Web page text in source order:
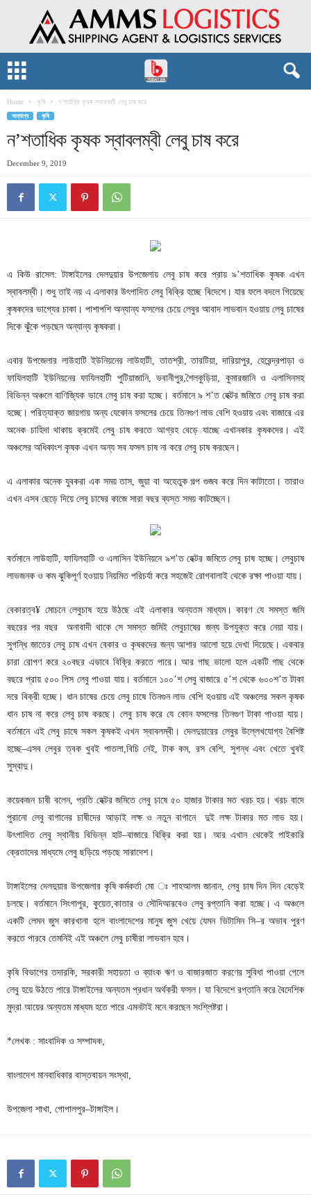
Home কৃষি ন’শতাধিক কৃষক স্বাবলম্বী লেবু চাষ করে
অন্যান্য কৃষি
ন’শতাধিক কৃষক স্বাবলম্বী লেবু চাষ করে
December 9, 2019
এ কিউ রাসেল:টাঙ্গাইলের দেলদুয়ার উপজেলায় লেবু চাষ করে প্রায় ৯’শতাধিক কৃষক এখন
স্বাবলম্বী। শুধু তাই নয় এ এলাকার উৎপাদিত লেবু বিক্রি হচ্ছে বিদেশে। যার ফলে বদলে গিয়েছে
কৃষকদের ভাগ্যের চাকা। পাশাপশি অন্যান্য ফসলের চেয়ে লেবুর আবাদ লাভবান হওয়ায় লেবু চাষের
দিকে ঝুঁকে পড়ছেন অন্যান্য কৃষকরা।
এবার উপজেলার লাউহাটি ইউনিয়নের লাউহাটী,তাতশ্রী,তারটিয়া,দারিয়াপুর, হেরেন্দ্রপাড়া ও
ফাযিলহাটি ইউনিয়নের ফাযিলহাটী পুটিয়াজানি,ভবানীপুর,শৈলকুড়িয়া, কুমারজানি ও এলাসিনসহ
বিভিন্ন অঞ্চলে বাণিজ্যিক ভাবে লেবু চাষ করা হচ্ছে। বর্তমানে ৯ শ’ত হেক্টর জমিতে লেবু চাষ করা
হচ্ছে। পরিত্যাক্ত জায়গায় অন্য যেকোন ফসলের চেয়ে তিনগুণ লাভ বেশি হওয়ায় এবং বাজারে এর
অনেক চাহিদা থাকায় ক্রমেই লেবু চাষ করতে আগ্রহ বেড়ে যাচ্ছে এখানকার কৃষকদের। এই
অঞ্চলের অধিকাংশ কৃষক এখন অন্য সব ফসল চাষ না করে লেবু চাষ করছেন।
এ এলাকার অনেক যুবকরা এক সময় তাস,জুয়া বা অহেতুক গল্প গুজব করে দিন কাটাতো। তারাও
এখন এসব ছেড়ে দিয়ে লেবু চাষের কাজে সারা বছর ব্যস্ত সময় কাটচ্ছেন।
বর্তমানে লাউহাটি,ফাযিলহাটি ও এলাসিন ইউনিয়নে ৯শ’ত হেক্টর জমিতে লেবু চাষ হচ্ছে। লেবুচাষ
লাভজনক ও কম ঝুকিপূর্ণ হওয়ায় নিয়মিত পরিচর্যা করে সহজেই রোগবালাই থেকে রক্ষা পাওয়া যায়।
বেকারত্ব¥ মোচনে লেবুচাষ হয়ে উঠছে এই এলাকার অন্যতম মাধ্যম। কারণ যে সমস্ত জমি
বছরের পর বছর অনাবাদী থাকে সে সমস্ত জমিই লেবুচাষের জন্য উপযুক্ত করে নেয়া যায়।
সুগন্ধি জাতের লেবু চাষ এখন বেকার ও কৃষকদের জন্য আশার আলো হয়ে দেখা দিয়েছে। একবার
চারা রোপণ করে ২০বছর এভাবে বিক্রি করতে পারে। আর গাছ ভালো হলে একটি গাছ থেকে
বছরে প্রায় ৫০০ পিস লেবু পাওয়া যায়। বর্তমানে ১০০’শ লেবু বাজারে ৫’শ থেকে ৬০০শ’ত টাকা
দরে বিক্রী হচ্ছে। ধান চাষের চেয়ে লেবু চাষে তিনগুন লাভ বেশি হওয়ায় এই অঞ্চলের সকল কৃষক
ধান চাষ না করে লেবু চাষ করছে। লেবু চাষ করে যে কোন ফসলের তিনগুণ টাকা পাওয়া যায়।
বর্তমানে এই লেবু চাষে সকল কৃষকই এখন স্বাবলম্বী। দেলদুয়ারের লেবুর উল্লেখযোগ্য বৈশিষ্ট
হচ্ছে–এসব লেবুর ত্বক খুবই পাতলা,বিচি নেই,টাক কম, রস বেশি, সুগন্ধ এবং খেতে খুবই
সুস্বাদু।
কয়েকজন চাষী বলেন, প্রতি হেক্টর জমিতে লেবু চাষে ৫০ হাজার টাকার মত খরচ হয়। খরচ বাদে
পুরানো লেবু বাগানের চাষীদের আড়াই লক্ষ ও নতুন বাগানে দুই লক্ষ টাকার মত লাভ হয়।
উৎপাদিত লেবু স্থানীয় বিভিন্ন হাট–বাজারে বিক্রি করা হয়। আর এখান থেকেই পাইকারি
ক্রেতাদের মাধ্যমে লেবু ছড়িয়ে পড়ছে সারাদেশ।
টাঙ্গাইলের দেলদুয়ার উপজেলার কৃষি কর্মকর্তা মো ঃ শাহআলম জানান, লেবু চাষ দিন দিন বেড়েই
চলছে। বর্তমানে সিংগাপুর, কুয়েত,কাতার ও সৌদিআরবেও লেবু রপ্তানি করা হচ্ছে। এ অঞ্চলে
একটি লেমন জুস কারখানা হলে বাংলাদেশের মানুষ জুস খেয়ে যেমন ভিটামিন সি–র অভাব পুরণ
করতে পারবে তেমনিই এই অঞ্চলে লেবু চাষীরা লাভবান হবে।
কৃষি বিভাগের তদারকি, সরকারী সহায়তা ও ব্যাংক ঋণ ও বাজারজাত করণের সুবিধা পাওয়া গেলে
লেবু হয়ে উঠতে পারে টাঙ্গাইলের অন্যতম প্রধান অর্থকরী ফসল। যা বিদেশে রপ্তানি করে বৈদেশিক
মুদ্রা আয়ের অন্যতম মাধ্যম হতে পারে এমনটাই মনে করছেন সংশ্লিষ্টরা।
*লেখক : সাংবাদিক ও সম্পাদক,
বাংলাদেশ মানবাধিকার বাস্তবায়ন সংস্থা,
উপজেলা শাখা, গোপালপুর–টাঙ্গাইল।